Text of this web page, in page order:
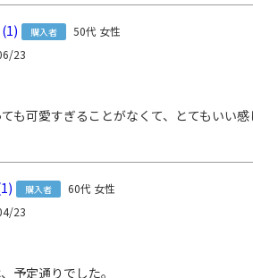
ド決済、Amazon Pay、PayPay、楽天ペ
品発送前に請求させていただく場合があり
品、キャンセルもお受付できます。
ック：全国一律770円日時指定可能（
インからひねり玉や裏地が覗く、トレンド
たお出かけやお散歩、旅先でのサブバッ
です。 コンパクトなサイズですが500ml
1 購入者 50代 女性
23
も可愛すぎることがなくて、とてもいい
1 購入者 60代 女性
23
予定通りでした。